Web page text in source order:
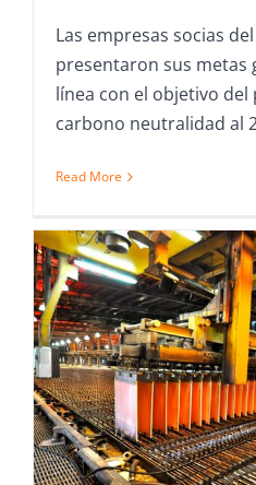
Las empresas socias
presentaron sus metas
línea con el objetivo del
carbono neutralidad al
Read More